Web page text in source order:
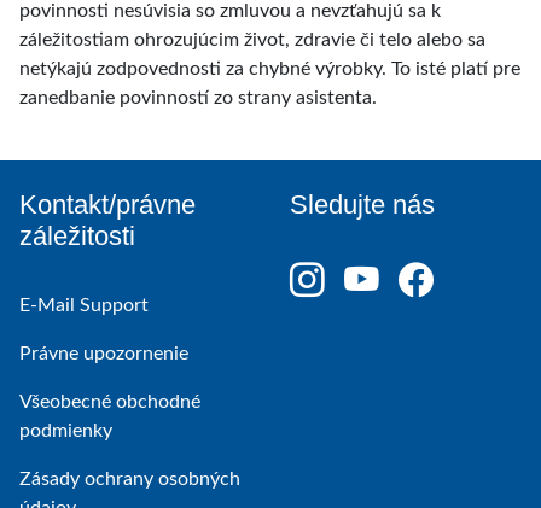
povinnosti nesúvisia so zmluvou a nevzťahujú sa k
záležitostiam ohrozujúcim život, zdravie či telo alebo sa
netýkajú zodpovednosti za chybné výrobky. To isté platí pre
zanedbanie povinností zo strany asistenta.
Kontakt/právne
záležitosti
E-Mail Support
Právne upozornenie
Všeobecné obchodné
podmienky
Zásady ochrany osobných
Sledujte nás